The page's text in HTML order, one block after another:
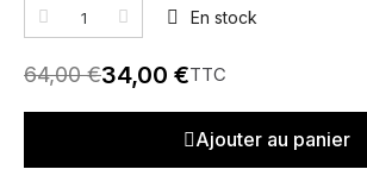
En stock
64,00 €34,00 €TTC
Ajouter au panier